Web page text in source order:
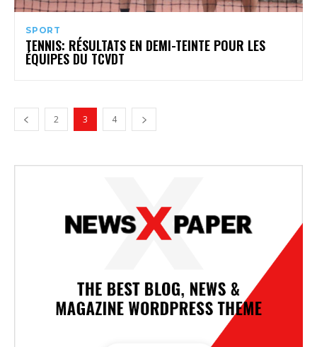
SPORT
TENNIS: RÉSULTATS EN DEMI-TEINTE POUR LES
ÉQUIPES DU TCVDT
2 3 4